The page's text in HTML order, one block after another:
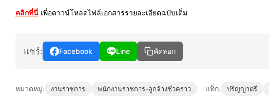
คลิกที่นี่ เพื่อดาวน์โหลดไฟล์เอกสารรายละเอียดฉบับเต็ม
แชร์: Facebook Line คัดลอก
หมวดหมู่: งานราชการ พนักงานราชการ-ลูกจ้างชั่วคราว แท็ก: ปริญญาตรี